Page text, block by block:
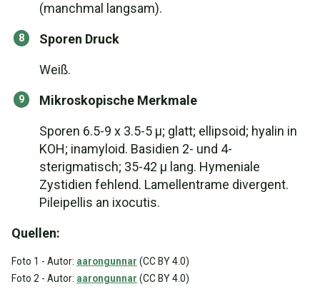
(manchmal langsam).
Sporen Druck
Weiß.
Mikroskopische Merkmale
Sporen 6.5-9 x 3.5-5 µ; glatt; ellipsoid; hyalin in
KOH; inamyloid. Basidien 2- und 4-
sterigmatisch; 35-42 µ lang. Hymeniale
Zystidien fehlend. Lamellentrame divergent.
Pileipellis an ixocutis.
Quellen:
Foto 1 - Autor: aarongunnar (CC BY 4.0)
Foto 2 - Autor: aarongunnar (CC BY 4.0)